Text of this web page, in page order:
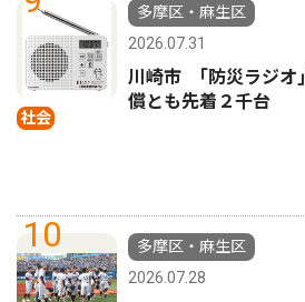
社会
多摩区・麻生区
2026.07.31
川崎市 ｢防災ラジオ
償とも先着２千台
10
多摩区・麻生区
2026.07.28